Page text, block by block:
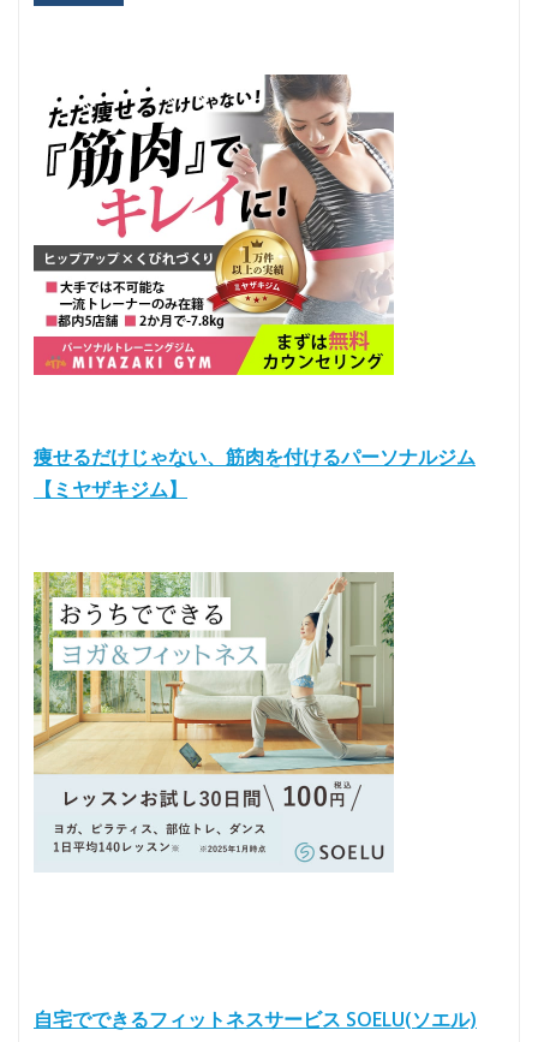
痩せるだけじゃない、筋肉を付けるパーソナルジム
【ミヤザキジム】
自宅でできるフィットネスサービス SOELU(ソエル)